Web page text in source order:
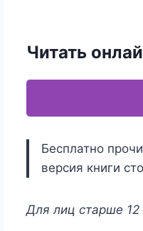
Читать
Бесплатно
версия книги
Для лиц старше 12